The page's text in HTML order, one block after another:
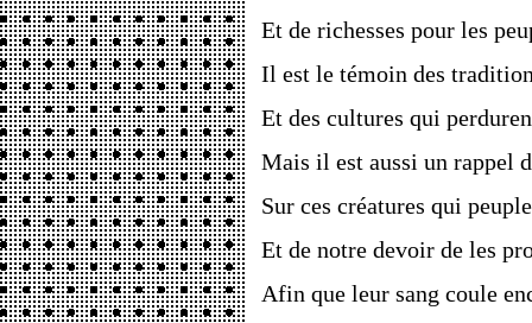
Et de richesses pour les
Il est le témoin des
Et des cultures qui
Mais il est aussi un rappel
Sur ces créatures qui
Et de notre devoir de les
Afin que leur sang coule